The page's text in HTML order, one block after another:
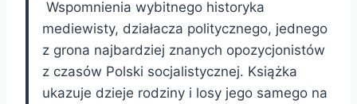
Wspomnienia wybitnego historyka
mediewisty, działacza politycznego, jednego
z grona najbardziej znanych opozycjonistów
z czasów Polski socjalistycznej. Książka
ukazuje dzieje rodziny i losy jego samego na